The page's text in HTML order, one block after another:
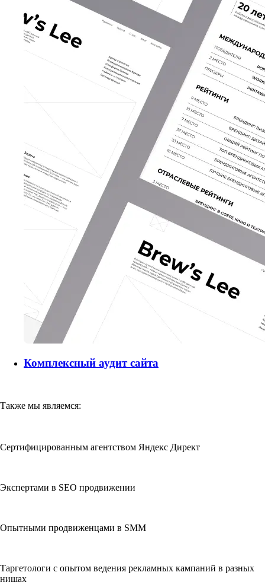
Комплексный аудит сайта
Также мы являемся:
Сертифицированным агентством Яндекс Директ
Экспертами в SEO продвижении
Опытными продвиженцами в SMM
Таргетологи с опытом ведения рекламных кампаний в разных
нишах